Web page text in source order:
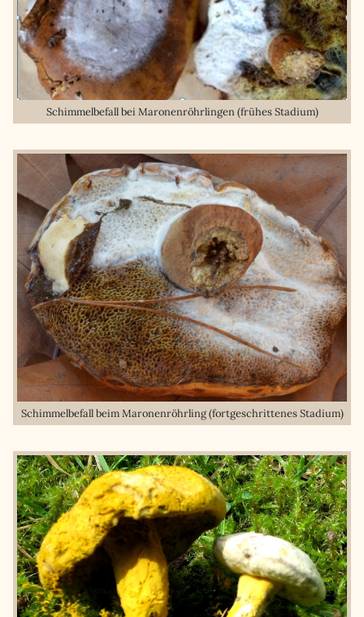
Schimmelbefall bei Maronenröhrlingen (frühes Stadium)
Schimmelbefall beim Maronenröhrling (fortgeschrittenes Stadium)